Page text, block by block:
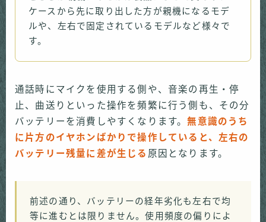
ケースから先に取り出した方が親機になるモデ
ルや、左右で固定されているモデルなど様々で
す。
通話時にマイクを使用する側や、音楽の再生・停
止、曲送りといった操作を頻繁に行う側も、その分
バッテリーを消費しやすくなります。無意識のうち
に片方のイヤホンばかりで操作していると、左右の
バッテリー残量に差が生じる 原因となります。
前述の通り、バッテリーの経年劣化も左右で均
等に進むとは限りません。使用頻度の偏りによ